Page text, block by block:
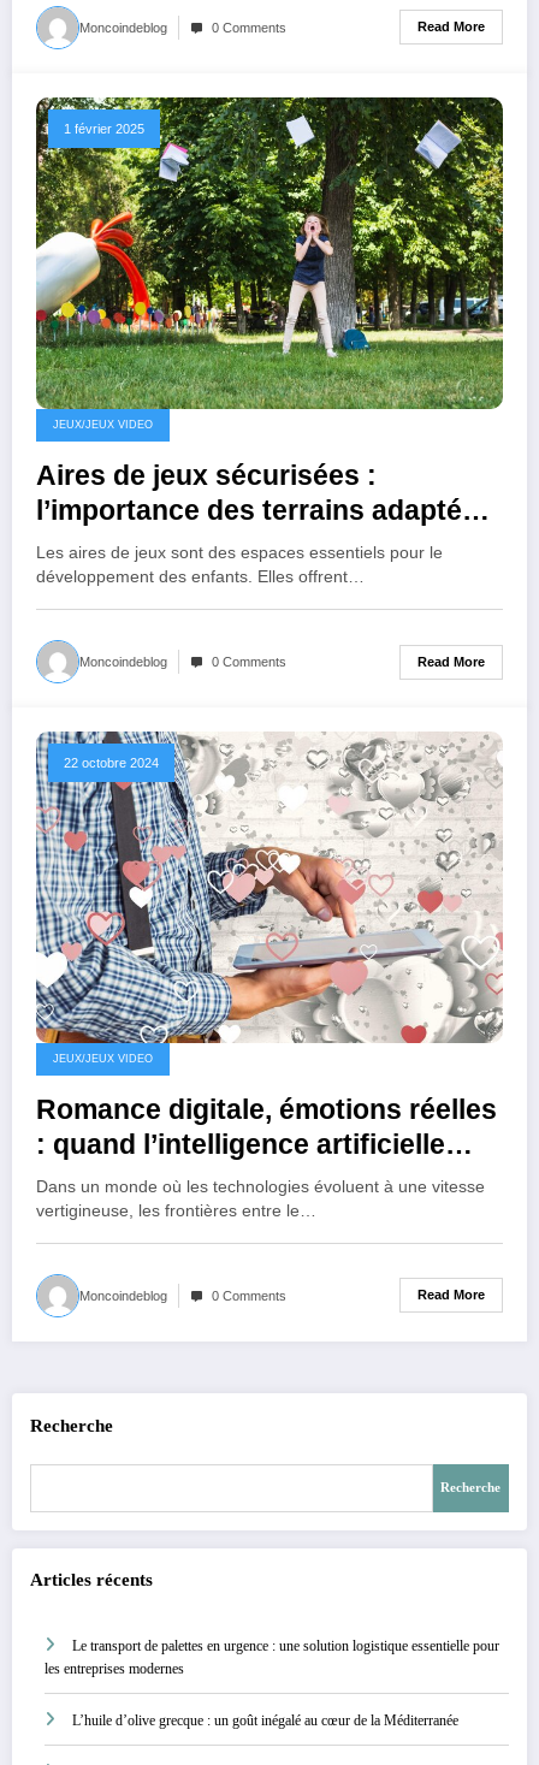
Moncoindeblog 0 Comments Read More
1 février 2025
JEUX/JEUX VIDEO
Aires de jeux sécurisées :
l’importance des terrains adaptés
pour les enfants
Les aires de jeux sont des espaces essentiels pour le
développement des enfants. Elles offrent…
Moncoindeblog 0 Comments Read More
22 octobre 2024
JEUX/JEUX VIDEO
Romance digitale, émotions réelles
: quand l’intelligence artificielle
façonne nos relations
Dans un monde où les technologies évoluent à une vitesse
vertigineuse, les frontières entre le…
Moncoindeblog 0 Comments Read More
Recherche
Recherche
Articles récents
Le transport de palettes en urgence : une solution logistique essentielle pour
les entreprises modernes
L’huile d’olive grecque : un goût inégalé au cœur de la Méditerranée